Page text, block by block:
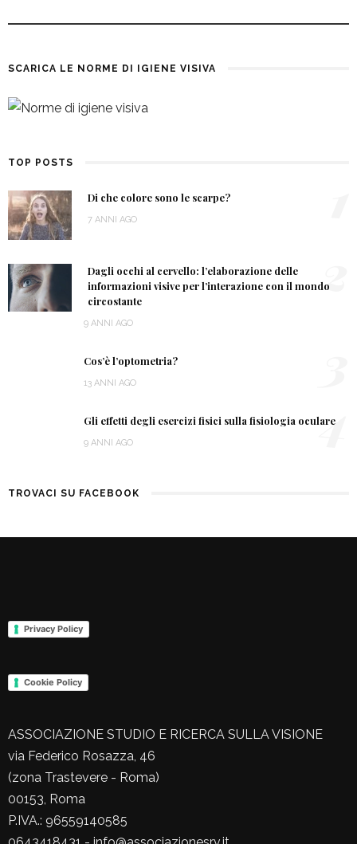
SCARICA LE NORME DI IGIENE VISIVA
TOP POSTS
Di che colore sono le scarpe?
7 ANNI AGO
Dagli occhi al cervello: l’elaborazione delle
informazioni visive per l’interazione con il mondo
circostante
9 ANNI AGO
2
Cos’è l’optometria?
13 ANNI AGO
Gli effetti degli esercizi fisici sulla fisiologia oculare
9 ANNI AGO 4
TROVACI SU FACEBOOK
Privacy Policy
Cookie Policy
ASSOCIAZIONE STUDIO E RICERCA SULLA VISIONE
via Federico Rosazza, 46
(zona Trastevere - Roma)
00153, Roma
P.IVA.: 96559140585